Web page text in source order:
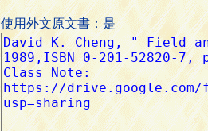
使用外文原文書：是